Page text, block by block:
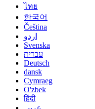
ไทย
한국어
Čeština
اردو
Svenska
עברית
Deutsch
dansk
Cymraeg
O'zbek
हिंदी